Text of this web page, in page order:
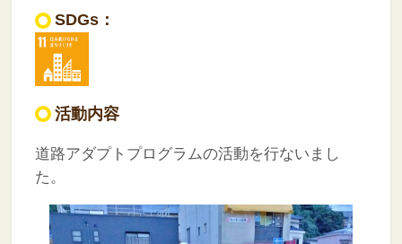
SDGs：
活動内容
道路アダプトプログラムの活動を行ないまし
た。